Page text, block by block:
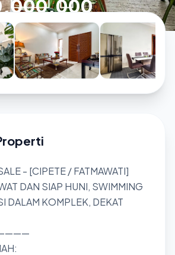
- [CIPETE / FATMAWATI]
DAN SIAP HUNI, SWIMMING
DALAM KOMPLEK, DEKAT